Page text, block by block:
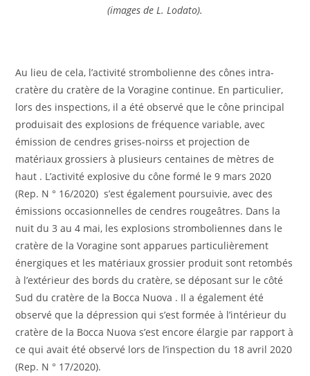
(images de L. Lodato).
Au lieu de cela, l’activité strombolienne des cônes intra-
cratère du cratère de la Voragine continue. En particulier,
lors des inspections, il a été observé que le cône principal
produisait des explosions de fréquence variable, avec
émission de cendres grises-noirss et projection de
matériaux grossiers à plusieurs centaines de mètres de
haut . L’activité explosive du cône formé le 9 mars 2020
(Rep. N ° 16/2020) s’est également poursuivie, avec des
émissions occasionnelles de cendres rougeâtres. Dans la
nuit du 3 au 4 mai, les explosions stromboliennes dans le
cratère de la Voragine sont apparues particulièrement
énergiques et les matériaux grossier produit sont retombés
à l’extérieur des bords du cratère, se déposant sur le côté
Sud du cratère de la Bocca Nuova . Il a également été
observé que la dépression qui s’est formée à l’intérieur du
cratère de la Bocca Nuova s’est encore élargie par rapport à
ce qui avait été observé lors de l’inspection du 18 avril 2020
(Rep. N ° 17/2020).